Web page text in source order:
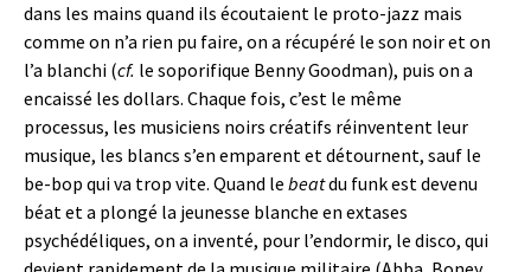
dans les mains quand ils écoutaient le proto-jazz mais
comme on n’a rien pu faire, on a récupéré le son noir et on
l’a blanchi (cf. le soporifique Benny Goodman), puis on a
encaissé les dollars. Chaque fois, c’est le même
processus, les musiciens noirs créatifs réinventent leur
musique, les blancs s’en emparent et détournent, sauf le
be-bop qui va trop vite. Quand le beatdu funk est devenu
béat et a plongé la jeunesse blanche en extases
psychédéliques, on a inventé, pour l’endormir, le disco, qui